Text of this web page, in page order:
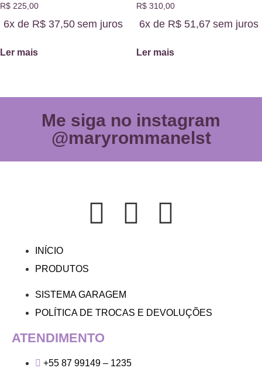
R$ 225,00
6x de R$37,50 sem juros
Ler mais
R$310,00
6x de R$ 51,67 sem juros
Ler mais
Me siga no instagram
@maryrommanelst
INÍCIO
PRODUTOS
SISTEMA GARAGEM
POLÍTICA DE TROCAS E DEVOLUÇÕES
ATENDIMENTO
+55 87 99149 – 1235